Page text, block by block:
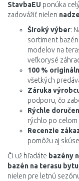
StavbaEU ponúka
zadovážiť nielen
Široký výber:
sortiment
modelov na
veľkorysé
100 %
všetkých
Záruka
podporu, čo
Rýchle
rýchlo po celom
Recenzie
pomôžu aj
Či už hľadáte bazény
bazén na terasu bytu
nielen pre letnú